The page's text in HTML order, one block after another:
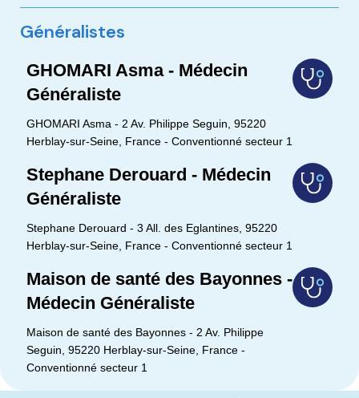
Généralistes
GHOMARI Asma - Médecin
Généraliste
GHOMARI Asma - 2 Av. Philippe Seguin, 95220
Herblay-sur-Seine, France - Conventionné secteur 1
Stephane Derouard - Médecin
Généraliste
Stephane Derouard - 3 All. des Eglantines, 95220
Herblay-sur-Seine, France - Conventionné secteur 1
Maison de santé des Bayonnes -
Médecin Généraliste
Maison de santé des Bayonnes - 2 Av. Philippe
Seguin, 95220 Herblay-sur-Seine, France -
Conventionné secteur 1